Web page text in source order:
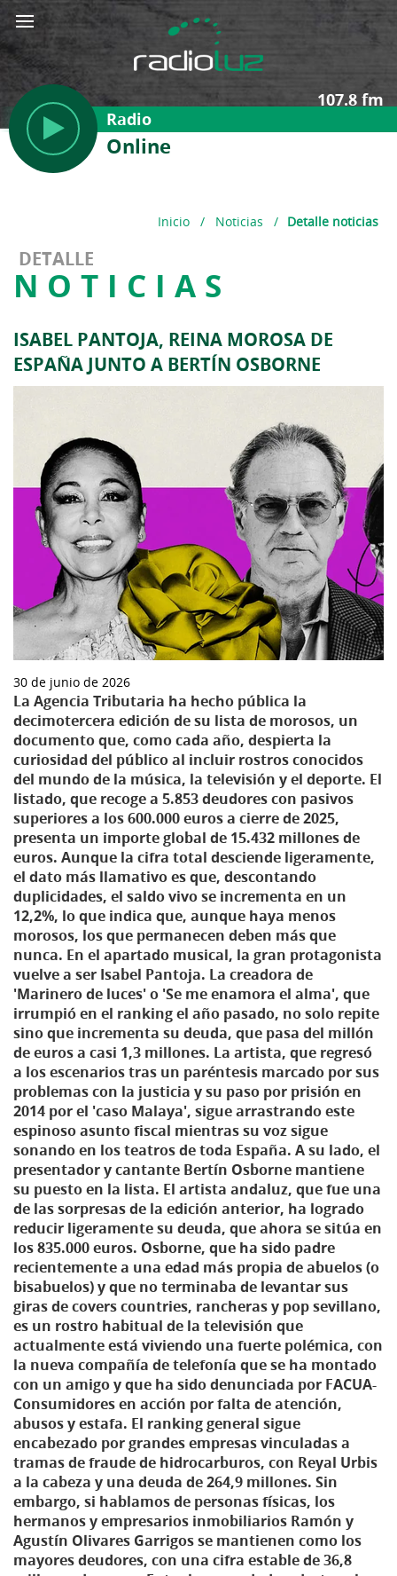
Radio
107.8 fm
Online
DETALLE
NOTICIAS
Inicio / Noticias / Detalle noticias
ISABEL PANTOJA, REINA MOROSA DE
ESPAÑA JUNTO A BERTÍN OSBORNE
30 de junio de 2026
La Agencia Tributaria ha hecho pública la
decimotercera edición de su lista de morosos, un
documento que, como cada año, despierta la
curiosidad del público al incluir rostros conocidos
del mundo de la música, la televisión y el deporte. El
listado, que recoge a 5.853 deudores con pasivos
superiores a los 600.000 euros a cierre de 2025,
presenta un importe global de 15.432 millones de
euros. Aunque la cifra total desciende ligeramente,
el dato más llamativo es que, descontando
duplicidades, el saldo vivo se incrementa en un
12,2%, lo que indica que, aunque haya menos
morosos, los que permanecen deben más que
nunca. En el apartado musical, la gran protagonista
vuelve a ser Isabel Pantoja. La creadora de
'Marinero de luces' o 'Se me enamora el alma', que
irrumpió en el ranking el año pasado, no solo repite
sino que incrementa su deuda, que pasa del millón
de euros a casi 1,3 millones. La artista, que regresó
a los escenarios tras un paréntesis marcado por sus
problemas con la justicia y su paso por prisión en
2014 por el 'caso Malaya', sigue arrastrando este
espinoso asunto fiscal mientras su voz sigue
sonando en los teatros de toda España. A su lado, el
presentador y cantante Bertín Osborne mantiene
su puesto en la lista. El artista andaluz, que fue una
de las sorpresas de la edición anterior, ha logrado
reducir ligeramente su deuda, que ahora se sitúa en
los 835.000 euros. Osborne, que ha sido padre
recientemente a una edad más propia de abuelos (o
bisabuelos) y que no terminaba de levantar sus
giras de covers countries, rancheras y pop sevillano,
es un rostro habitual de la televisión que
actualmente está viviendo una fuerte polémica, con
la nueva compañía de telefonía que se ha montado
con un amigo y que ha sido denunciada por FACUA-
Consumidores en acción por falta de atención,
abusos y estafa. El ranking general sigue
encabezado por grandes empresas vinculadas a
tramas de fraude de hidrocarburos, con Reyal Urbis
a la cabeza y una deuda de 264,9 millones. Sin
embargo, si hablamos de personas físicas, los
hermanos y empresarios inmobiliarios Ramón y
Agustín Olivares Garrigos se mantienen como los
mayores deudores, con una cifra estable de 36,8